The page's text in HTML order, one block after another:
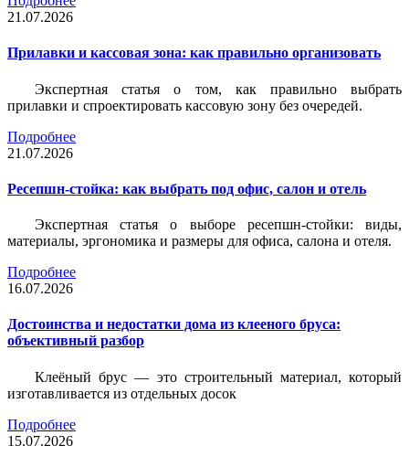
21.07.2026
Прилавки и кассовая зона: как правильно организовать
Экспертная статья о том, как правильно выбрать
прилавки и спроектировать кассовую зону без очередей.
Подробнее
21.07.2026
Ресепшн-стойка: как выбрать под офис, салон и отель
Экспертная статья о выборе ресепшн-стойки: виды,
материалы, эргономика и размеры для офиса, салона и отеля.
Подробнее
16.07.2026
Достоинства и недостатки дома из клееного бруса:
объективный разбор
Клеёный брус — это строительный материал, который
изготавливается из отдельных досок
Подробнее
15.07.2026